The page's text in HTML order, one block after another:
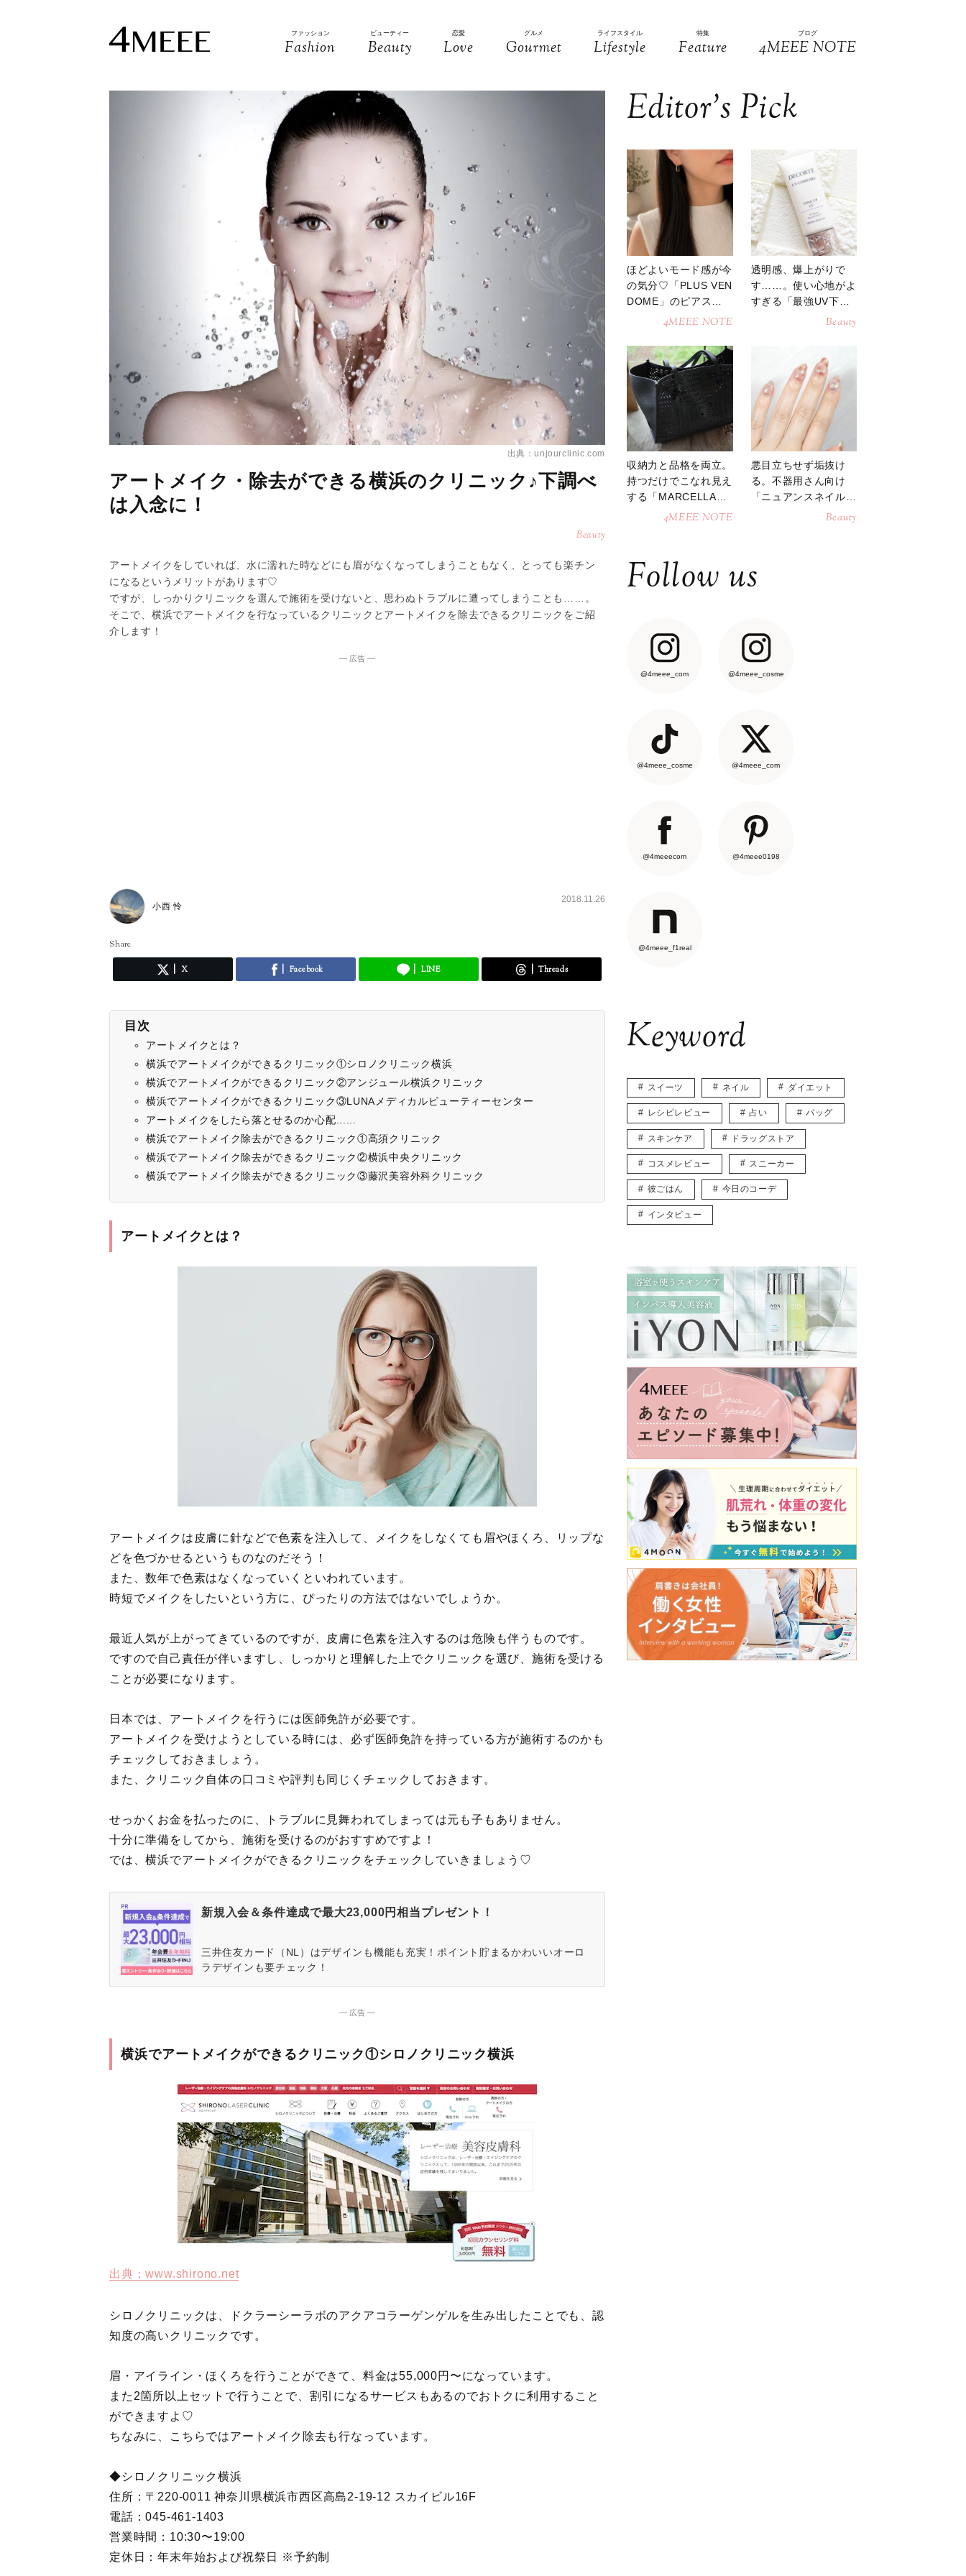
ファッション
Fashion
ビューティー
Beauty
恋愛
Love
グルメ
Gourmet
ライフスタイル
Lifestyle
特集
Feature
ブログ
4MEEE NOTE
出典：unjourclinic.com
アートメイク・除去ができる横浜のクリニック♪下調べ
は入念に！
Beauty
アートメイクをしていれば、水に濡れた時などにも眉がなくなってしまうこともなく、とっても楽チン
になるというメリットがあります♡
ですが、しっかりクリニックを選んで施術を受けないと、思わぬトラブルに遭ってしまうことも……。
そこで、横浜でアートメイクを行なっているクリニックとアートメイクを除去できるクリニックをご紹
介します！
― 広告 ―
小西 怜
2018.11.26
Share
X Facebook LINE Threads
目次
アートメイクとは？
横浜でアートメイクができるクリニック①シロノクリニック横浜
横浜でアートメイクができるクリニック②アンジュール横浜クリニック
横浜でアートメイクができるクリニック③LUNAメディカルビューティーセンター
アートメイクをしたら落とせるのか心配......
横浜でアートメイク除去ができるクリニック①高須クリニック
横浜でアートメイク除去ができるクリニック②横浜中央クリニック
横浜でアートメイク除去ができるクリニック③藤沢美容外科クリニック
アートメイクとは？
アートメイクは皮膚に針などで色素を注入して、メイクをしなくても眉やほくろ、リップな
どを色づかせるというものなのだそう！
また、数年で色素はなくなっていくといわれています。
時短でメイクをしたいという方に、ぴったりの方法ではないでしょうか。
最近人気が上がってきているのですが、皮膚に色素を注入するのは危険も伴うものです。
ですので自己責任が伴いますし、しっかりと理解した上でクリニックを選び、施術を受ける
ことが必要になります。
日本では、アートメイクを行うには医師免許が必要です。
アートメイクを受けようとしている時には、必ず医師免許を持っている方が施術するのかも
チェックしておきましょう。
また、クリニック自体の口コミや評判も同じくチェックしておきます。
せっかくお金を払ったのに、トラブルに見舞われてしまっては元も子もありません。
十分に準備をしてから、施術を受けるのがおすすめですよ！
では、横浜でアートメイクができるクリニックをチェックしていきましょう♡
新規入会＆条件達成で最大23,000円相当プレゼント！
三井住友カード（NL）はデザインも機能も充実！ポイント貯まるかわいいオーロ
ラデザインも要チェック！
― 広告 ―
横浜でアートメイクができるクリニック①シロノクリニック横浜
出典：www.shirono.net
シロノクリニックは、ドクラーシーラボのアクアコラーゲンゲルを生み出したことでも、認
知度の高いクリニックです。
眉・アイライン・ほくろを行うことができて、料金は55,000円〜になっています。
また2箇所以上セットで行うことで、割引になるサービスもあるのでおトクに利用すること
ができますよ♡
ちなみに、こちらではアートメイク除去も行なっています。
◆シロノクリニック横浜
住所：〒220-0011 神奈川県横浜市西区高島2-19-12 スカイビル16F
電話：045-461-1403
営業時間：10:30〜19:00
定休日：年末年始および祝祭日 ※予約制
Editor’s Pick
ほどよいモード感が今
の気分♡「PLUS VEN
DOME」のピアスが
4MEEE NOTE
透明感、爆上がりで
す……。使い心地がよ
すぎる「最強UV下
Beauty
収納力と品格を両立。
持つだけでこなれ見え
する「MARCELLAト
ートバッグ」4MEEE NOTE
悪目立ちせず垢抜け
る。不器用さん向け
「ニュアンスネイル」
Beauty
Follow us
@4meee_com @4meee_cosme
@4meee_cosme @4meee_com
@4meeecom @4meee0198
@4meee_f1real
Keyword
スイーツ ネイル ダイエット
レシピレビュー 占い バッグ
スキンケア ドラッグストア
コスメレビュー スニーカー
彼ごはん 今日のコーデ
インタビュー